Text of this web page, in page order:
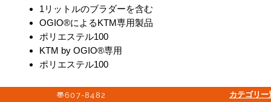
1リットルのブラダーを含む
OGIO®によるKTM専用製品
ポリエステル100
KTM by OGIO®専用
ポリエステル100
〠607-8482
カテゴリ